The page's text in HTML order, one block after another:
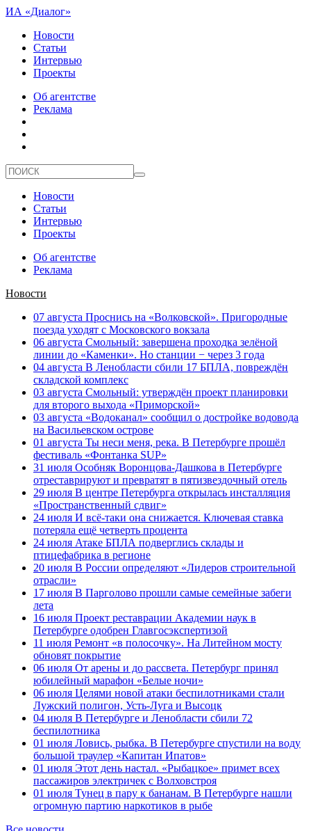
ИА «Диалог»
Новости
Статьи
Интервью
Проекты
Об агентстве
Реклама
Новости
Статьи
Интервью
Проекты
Об агентстве
Реклама
Новости
07 августа Проснись на «Волковской». Пригородные
поезда уходят с Московского вокзала
06 августа Смольный: завершена проходка зелёной
линии до «Каменки». Но станции − через 3 года
04 августа В Ленобласти сбили 17 БПЛА, повреждён
складской комплекс
03 августа Смольный: утверждён проект планировки
для второго выхода «Приморской»
03 августа «Водоканал» сообщил о достройке водовода
на Васильевском острове
01 августа Ты неси меня, река. В Петербурге прошёл
фестиваль «Фонтанка SUP»
31 июля Особняк Воронцова-Дашкова в Петербурге
отреставрируют и превратят в пятизвездочный отель
29 июля В центре Петербурга открылась инсталляция
«Пространственный сдвиг»
24 июля И всё-таки она снижается. Ключевая ставка
потеряла ещё четверть процента
24 июля Атаке БПЛА подверглись склады и
птицефабрика в регионе
20 июля В России определяют «Лидеров строительной
отрасли»
17 июля В Парголово прошли самые семейные забеги
лета
16 июля Проект реставрации Академии наук в
Петербурге одобрен Главгосэкспертизой
11 июля Ремонт «в полосочку». На Литейном мосту
обновят покрытие
06 июля От арены и до рассвета. Петербург принял
юбилейный марафон «Белые ночи»
06 июля Целями новой атаки беспилотниками стали
Лужский полигон, Усть-Луга и Высоцк
04 июля В Петербурге и Ленобласти сбили 72
беспилотника
01 июля Ловись, рыбка. В Петербурге спустили на воду
большой траулер «Капитан Ипатов»
01 июля Этот день настал. «Рыбацкое» примет всех
пассажиров электричек с Волховстроя
01 июля Тунец в пару к бананам. В Петербурге нашли
огромную партию наркотиков в рыбе